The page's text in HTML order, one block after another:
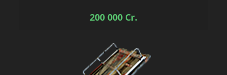
200 000 Cr.